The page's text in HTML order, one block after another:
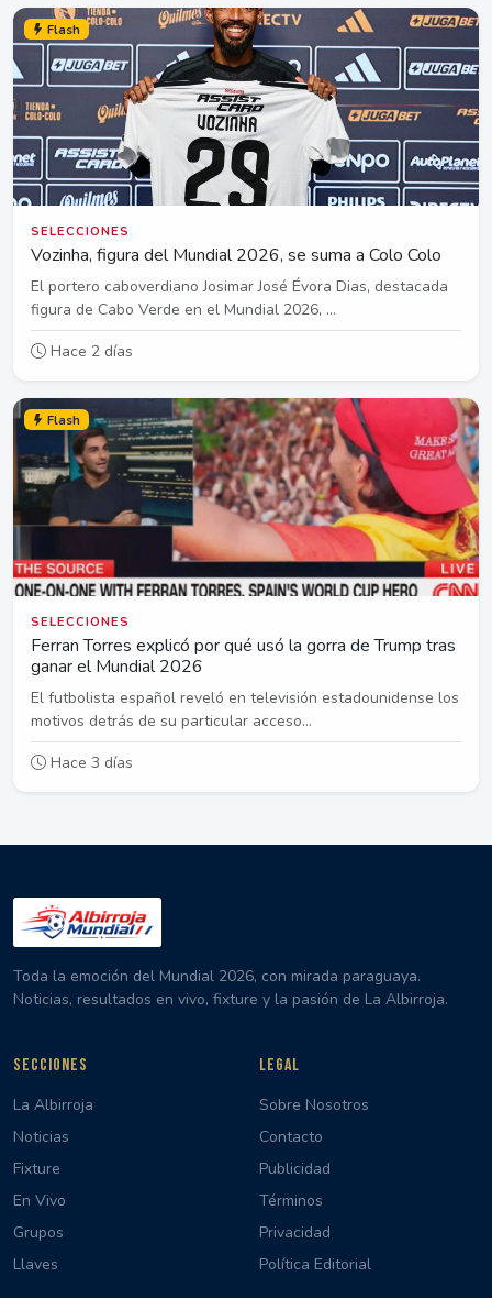
Flash
SELECCIONES
Vozinha, figura del Mundial 2026, se suma a Colo Colo
El portero caboverdiano Josimar José Évora Dias, destacada
figura de Cabo Verde en el Mundial 2026, ...
Hace 2 días
Flash
SELECCIONES
Ferran Torres explicó por qué usó la gorra de Trump tras
ganar el Mundial 2026
El futbolista español reveló en televisión estadounidense los
motivos detrás de su particular acceso...
Hace 3 días
Toda la emoción del Mundial 2026, con mirada paraguaya.
Noticias, resultados en vivo, fixture y la pasión de La Albirroja.
SECCIONES
La Albirroja
Noticias
Fixture
En Vivo
Grupos
Llaves
LEGAL
Sobre Nosotros
Contacto
Publicidad
Términos
Privacidad
Política Editorial